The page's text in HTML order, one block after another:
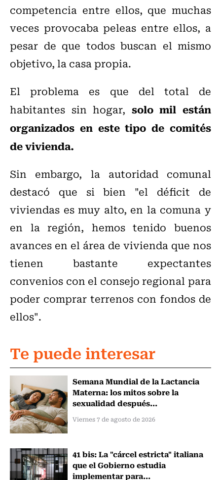
competencia entre ellos, que muchas
veces provocaba peleas entre ellos, a
pesar de que todos buscan el mismo
objetivo, la casa propia.
El problema es que del total de
habitantes sin hogar, solo mil están
organizados en este tipo de comités
de vivienda.
Sin embargo, la autoridad comunal
destacó que si bien "el déficit de
viviendas es muy alto, en la comuna y
en la región, hemos tenido buenos
avances en el área de vivienda que nos
tienen bastante expectantes
convenios con el consejo regional para
poder comprar terrenos con fondos de
ellos".
Te puede interesar
Semana Mundial de la Lactancia
Materna: los mitos sobre la
sexualidad después...
Viernes 7 de agosto de 2026
41 bis: La "cárcel estricta" italiana
que el Gobierno estudia
implementar para...